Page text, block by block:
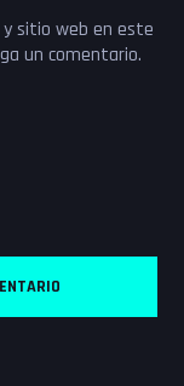
y sitio web en este
un comentario.